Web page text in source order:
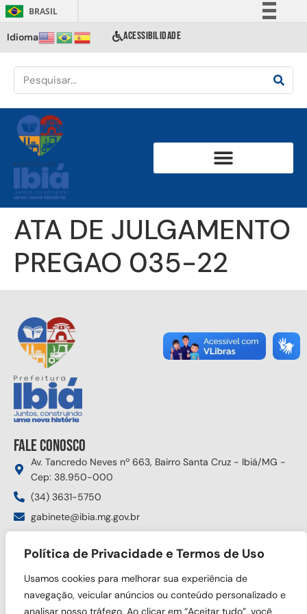
Política de Privacidade e Termos de Uso
Usamos cookies para melhorar sua experiência de
navegação, veicular anúncios ou conteúdo personalizado e
analisar nosso tráfego. Ao clicar em “Aceitar tudo”, você
BRASIL
Comunica BR
Acesso à informação
Idioma ACESSIBILIDADE
ATA DE JULGAMENTO
PREGAO 035-22
Fale conosco
Av. Tancredo Neves nº 663, Bairro Santa Cruz - Ibiá/MG -
Cep: 38.950-000
(34) 3631-5750
gabinete@ibia.mg.gov.br